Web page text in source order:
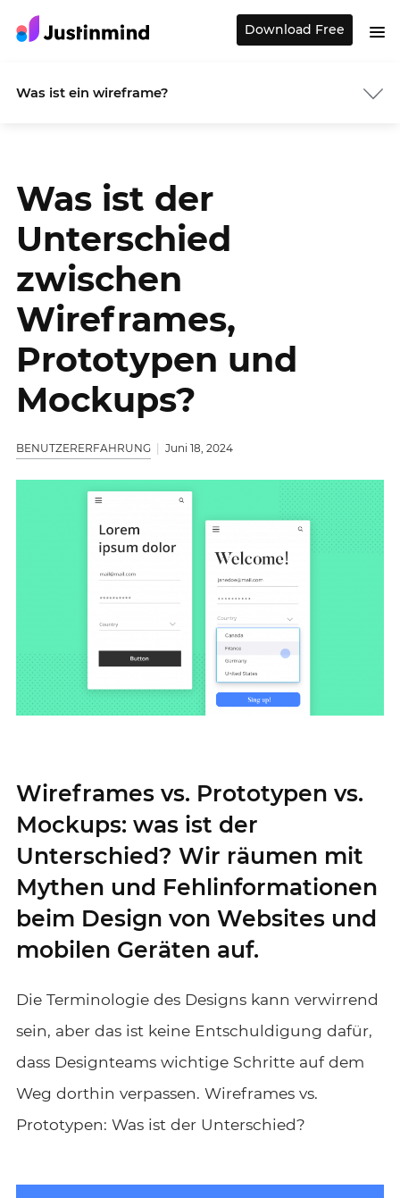
Download Free
Was ist ein wireframe?
Was ist der
Unterschied
zwischen
Wireframes,
Prototypen und
Mockups?
BENUTZERERFAHRUNG Juni 18, 2024
Wireframes vs. Prototypen vs.
Mockups: was ist der
Unterschied? Wir räumen mit
Mythen und Fehlinformationen
beim Design von Websites und
mobilen Geräten auf.
Die Terminologie des Designs kann verwirrend
sein, aber das ist keine Entschuldigung dafür,
dass Designteams wichtige Schritte auf dem
Weg dorthin verpassen. Wireframes vs.
Prototypen: Was ist der Unterschied?